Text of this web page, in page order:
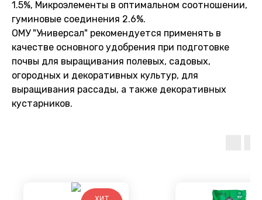
1.5%, Микроэлементы в оптимальном соотношении,
гуминовые соединения 2.6%.
ОМУ "Универсал" рекомендуется применять в
качестве основного удобрения при подготовке
почвы для выращивания полевых, садовых,
огородных и декоративных культур, для
выращивания рассады, а также декоративных
кустарников.